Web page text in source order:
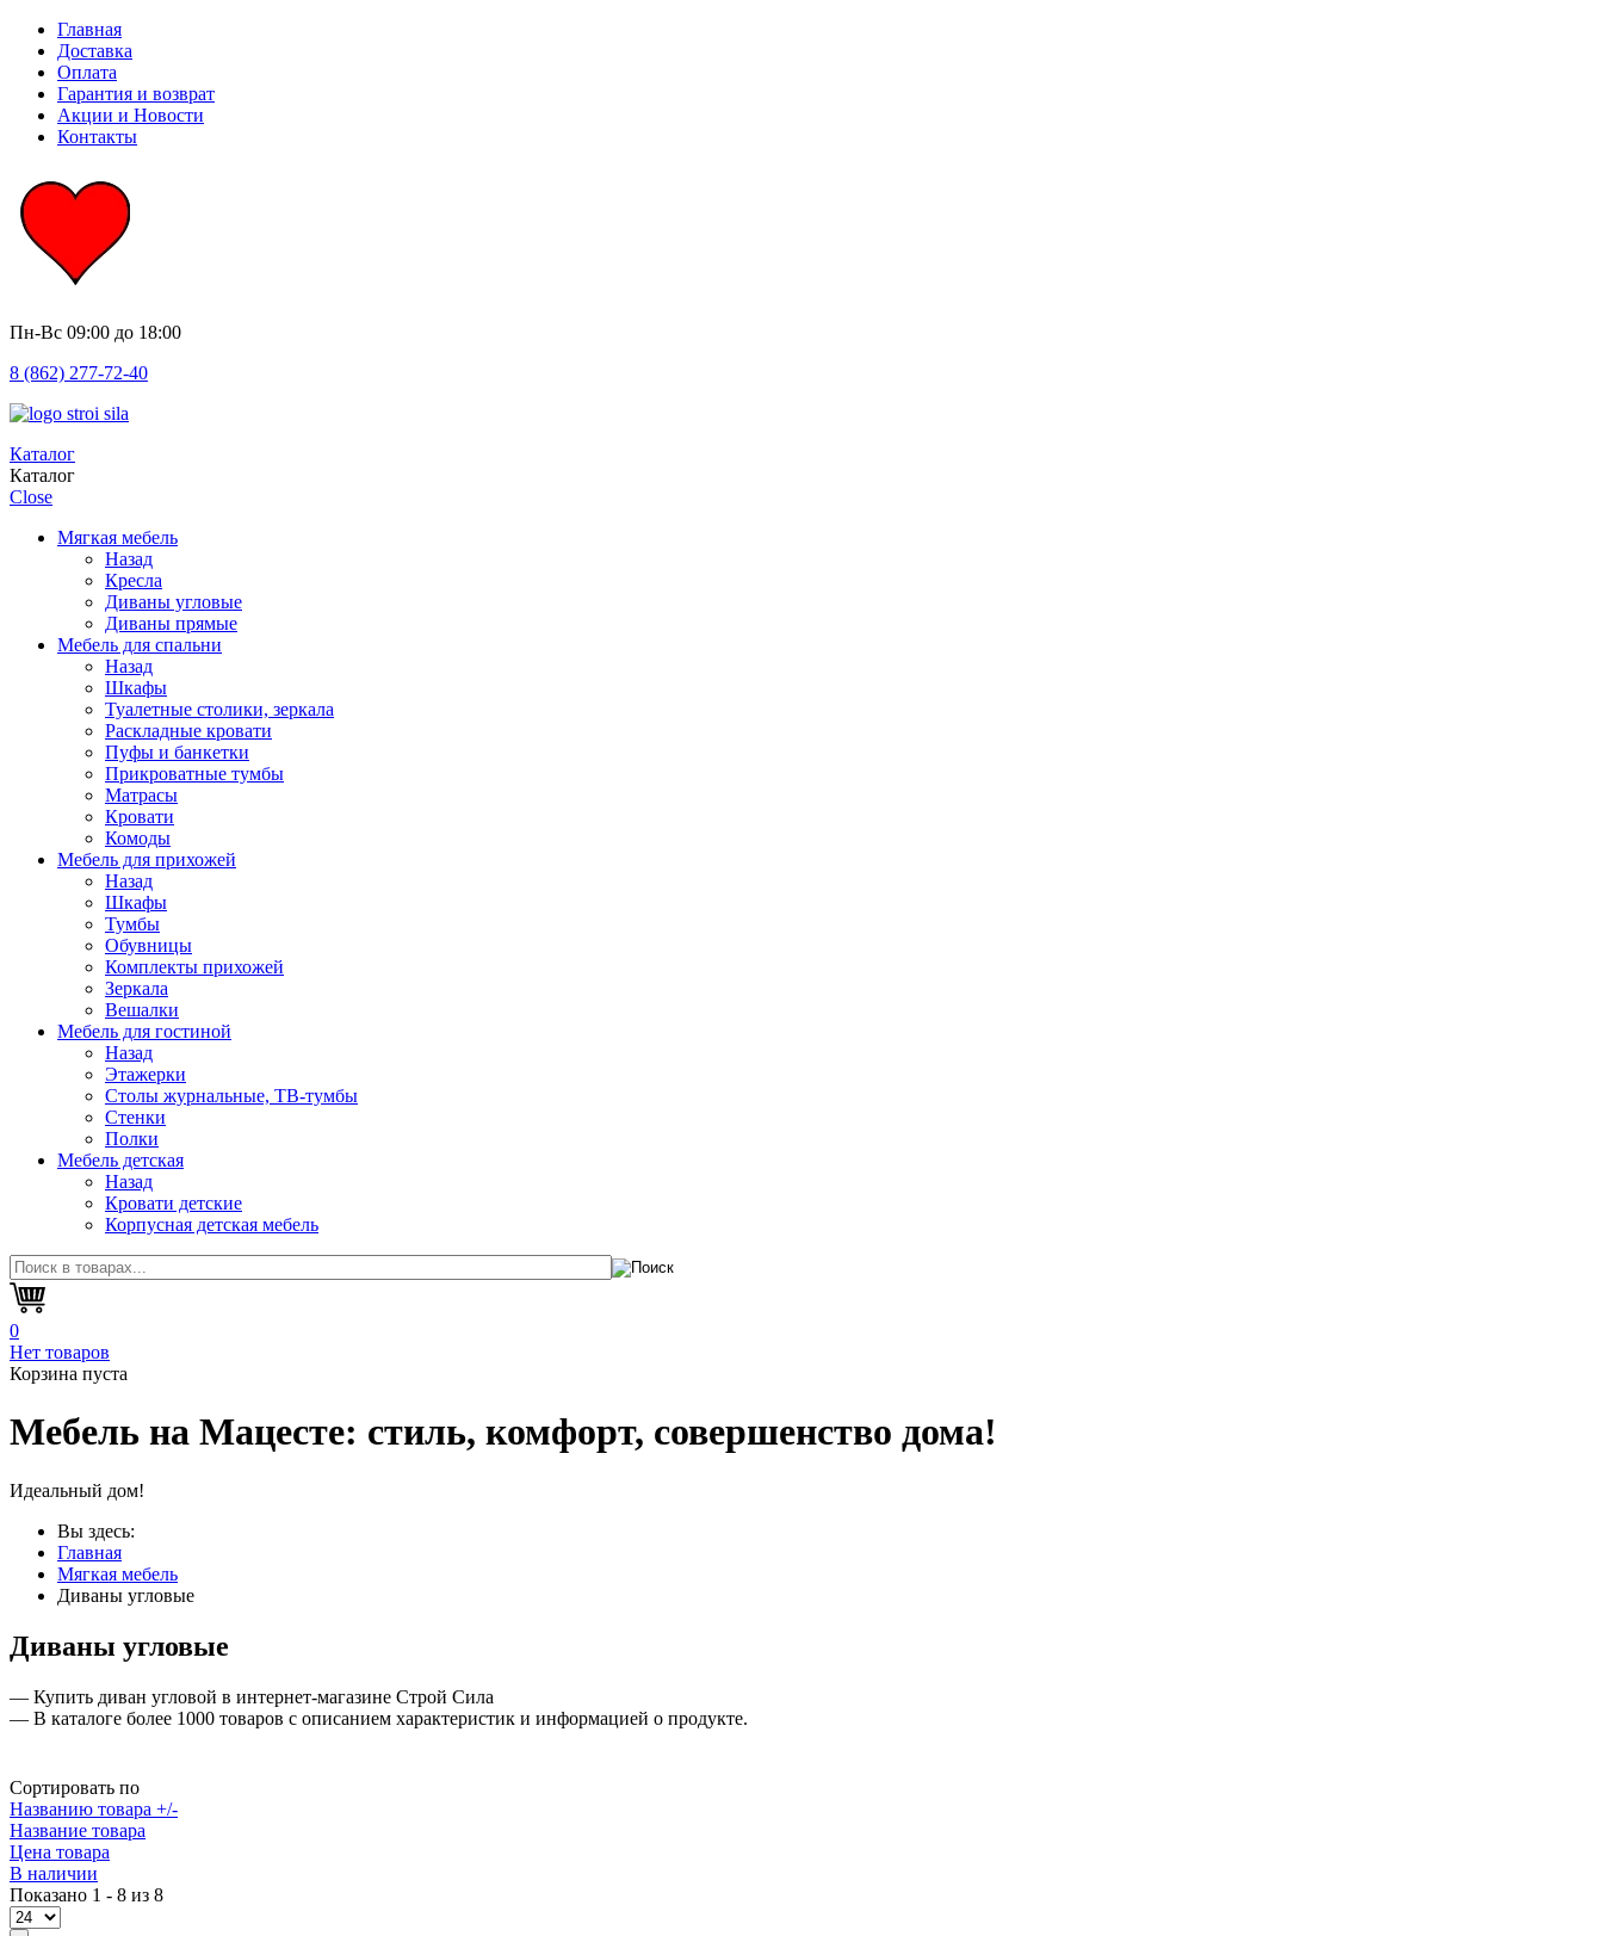
Главная
Доставка
Оплата
Гарантия и возврат
Акции и Новости
Контакты
Пн-Вс 09:00 до 18:00
8 (862) 277-72-40
Каталог
Каталог
Close
Мягкая мебель
Назад
Кресла
Диваны угловые
Диваны прямые
Мебель для спальни
Назад
Шкафы
Туалетные столики, зеркала
Раскладные кровати
Пуфы и банкетки
Прикроватные тумбы
Матрасы
Кровати
Комоды
Мебель для прихожей
Назад
Шкафы
Тумбы
Обувницы
Комплекты прихожей
Зеркала
Вешалки
Мебель для гостиной
Назад
Этажерки
Столы журнальные, ТВ-тумбы
Стенки
Полки
Мебель детская
Назад
Кровати детские
Корпусная детская мебель
0
Нет товаров
Корзина пуста
Мебель на Мацесте: стиль, комфорт, совершенство дома!
Идеальный дом!
Вы здесь:
Главная
Мягкая мебель
Диваны угловые
Диваны угловые
— Купить диван угловой в интернет-магазине Строй Сила
— В каталоге более 1000 товаров с описанием характеристик и информацией о продукте.
Сортировать по
Названию товара +/-
Название товара
Цена товара
В наличии
Показано 1 - 8 из 8